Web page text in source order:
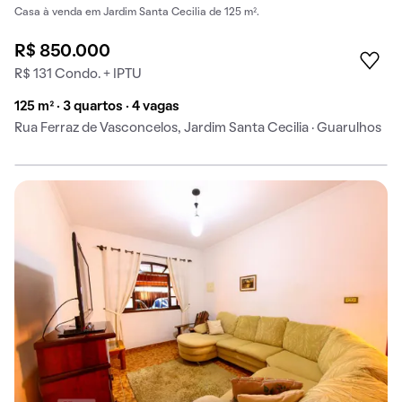
Casa à venda em Jardim Santa Cecilia de 125 m².
R$ 850.000
R$ 131 Condo. + IPTU
125 m² · 3 quartos · 4 vagas
Rua Ferraz de Vasconcelos, Jardim Santa Cecilia · Guarulhos